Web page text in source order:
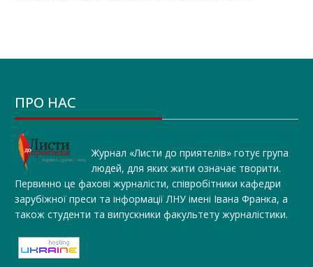
ПРО НАС
Журнал «Листи до приятелів» готує група
людей, для яких жити означає творити.
Первинно це фахові журналісти, співробітники кафедри
зарубіжної преси та інформації ЛНУ імені Івана Франка, а
також студенти та випускники факультету журналістики.